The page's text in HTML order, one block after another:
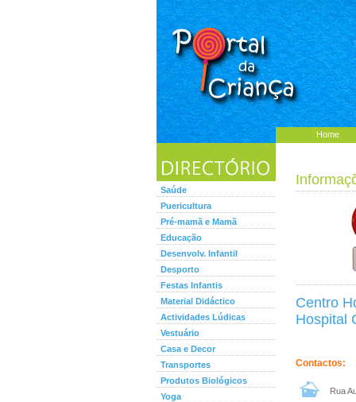
Home
Saúde
Puericultura
Pré-mamã e Mamã
Educação
Desenvolv. Infantil
Desporto
Festas Infantis
Material Didáctico
Actividades Lúdicas
Vestuário
Casa e Decor
Transportes
Produtos Biológicos
Yoga
Centro
Hospital
Contactos:
Rua